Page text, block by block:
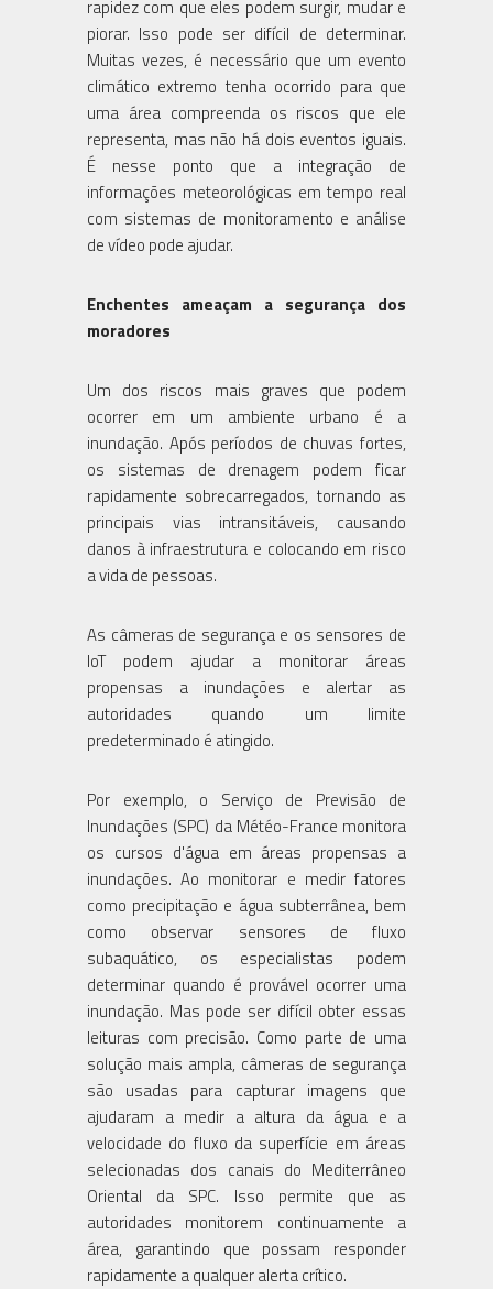
rapidez com que eles podem surgir, mudar e
piorar. Isso pode ser difícil de determinar.
Muitas vezes, é necessário que um evento
climático extremo tenha ocorrido para que
uma área compreenda os riscos que ele
representa, mas não há dois eventos iguais.
É nesse ponto que a integração de
informações meteorológicas em tempo real
com sistemas de monitoramento e análise
de vídeo pode ajudar.
Enchentes ameaçam a segurança dos
moradores
Um dos riscos mais graves que podem
ocorrer em um ambiente urbano é a
inundação. Após períodos de chuvas fortes,
os sistemas de drenagem podem ficar
rapidamente sobrecarregados, tornando as
principais vias intransitáveis, causando
danos à infraestrutura e colocando em risco
a vida de pessoas.
As câmeras de segurança e os sensores de
IoT podem ajudar a monitorar áreas
propensas a inundações e alertar as
autoridades quando um limite
predeterminado é atingido.
Por exemplo, o Serviço de Previsão de
Inundações (SPC) da Météo-France monitora
os cursos d'água em áreas propensas a
inundações. Ao monitorar e medir fatores
como precipitação e água subterrânea, bem
como observar sensores de fluxo
subaquático, os especialistas podem
determinar quando é provável ocorrer uma
inundação. Mas pode ser difícil obter essas
leituras com precisão. Como parte de uma
solução mais ampla, câmeras de segurança
são usadas para capturar imagens que
ajudaram a medir a altura da água e a
velocidade do fluxo da superfície em áreas
selecionadas dos canais do Mediterrâneo
Oriental da SPC. Isso permite que as
autoridades monitorem continuamente a
área, garantindo que possam responder
rapidamente a qualquer alerta crítico.